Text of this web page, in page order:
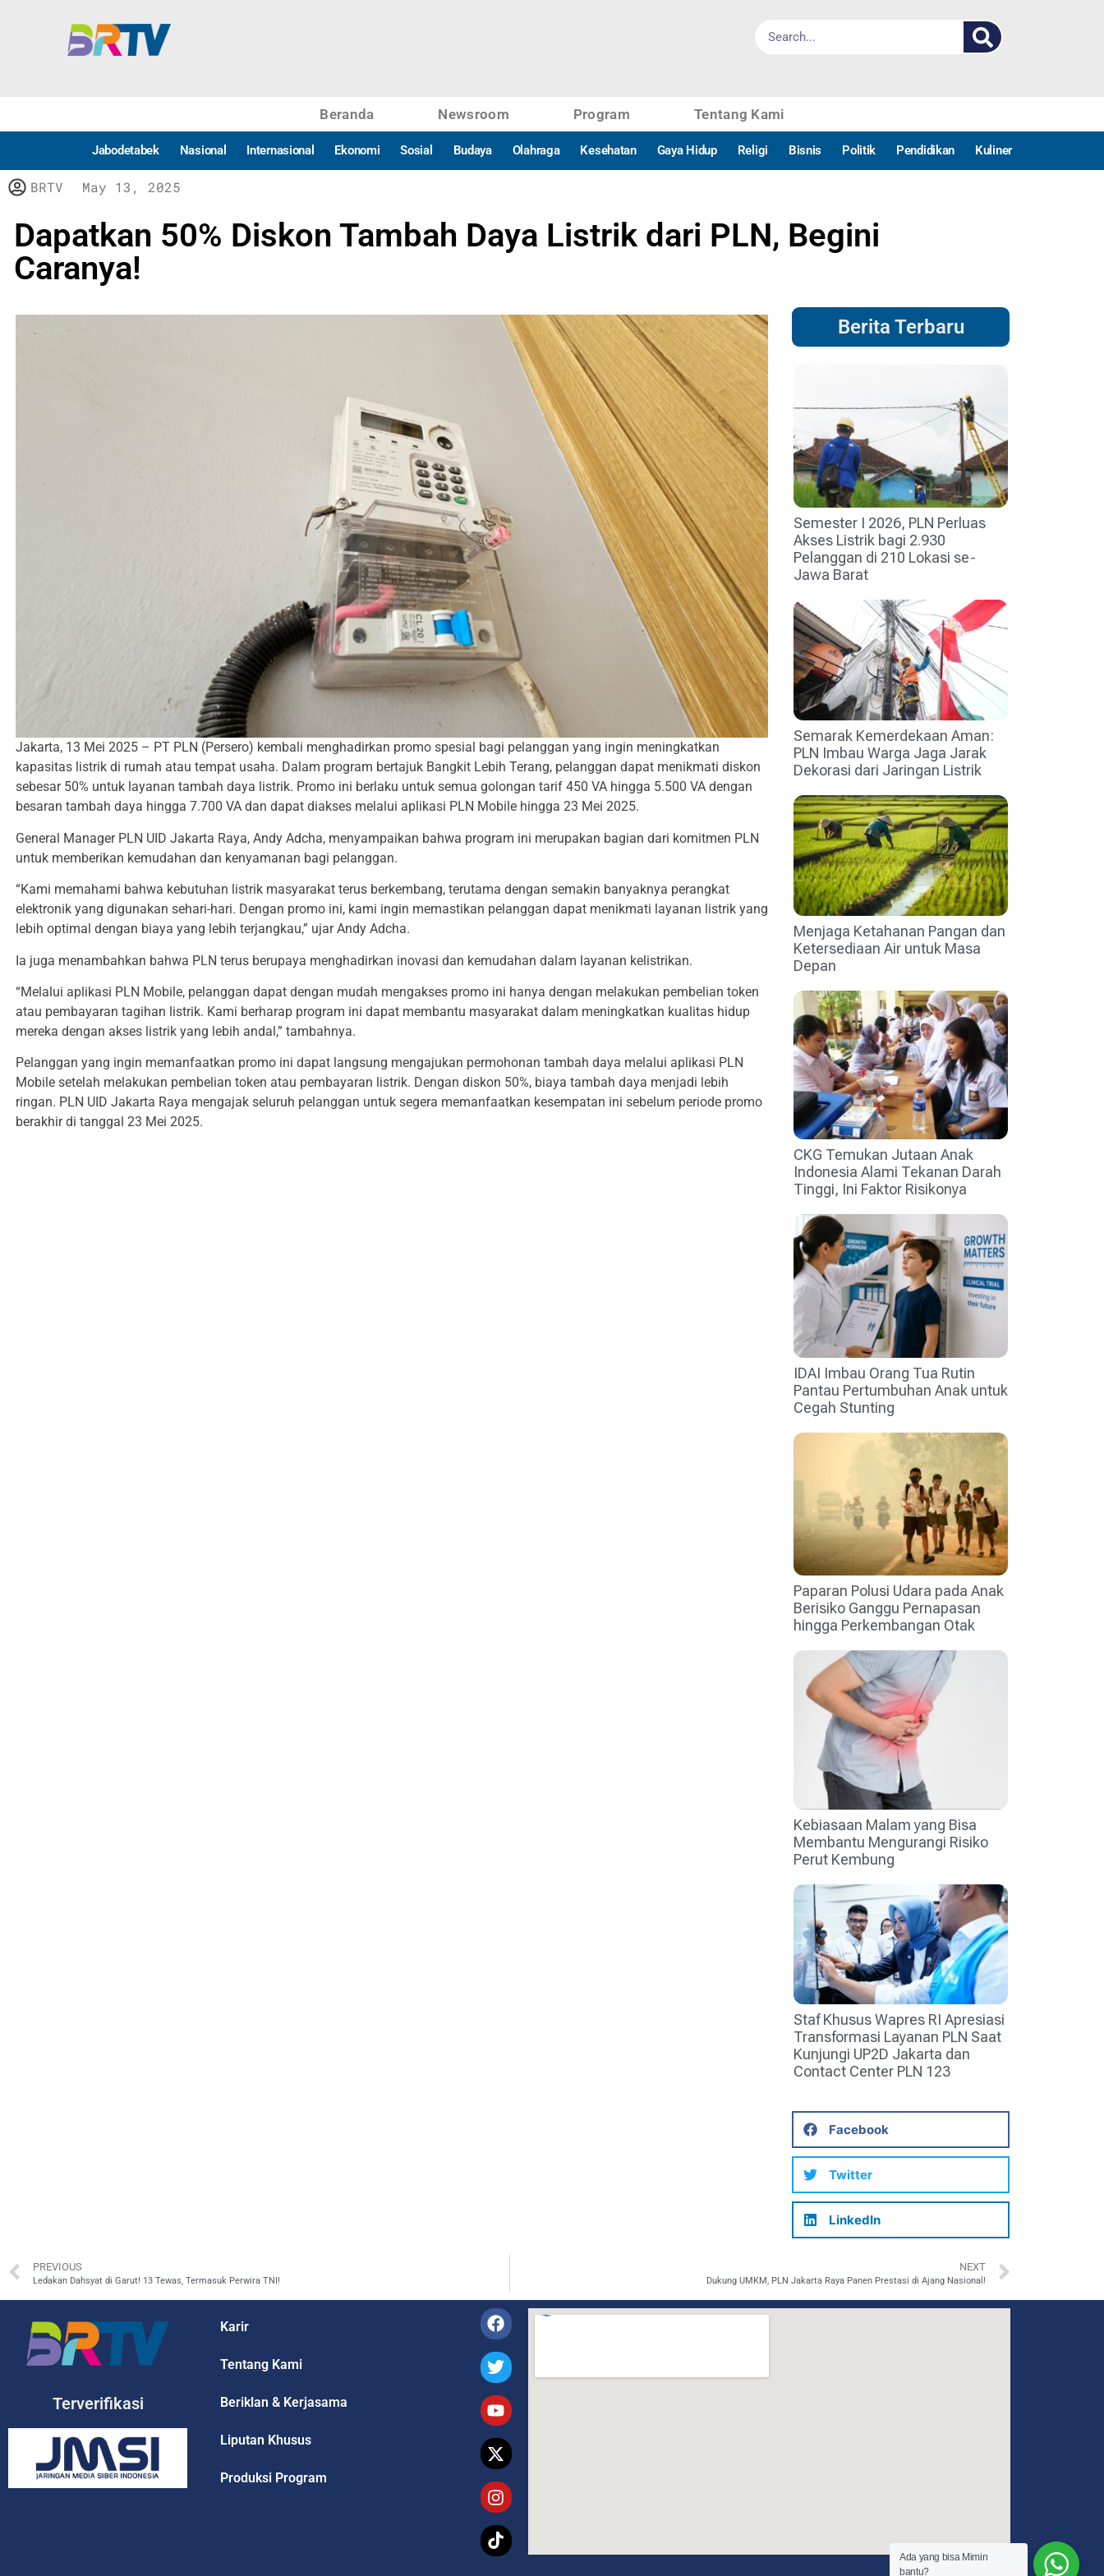
Beranda Newsroom Program Tentang Kami
Jabodetabek Nasional Internasional Ekonomi Sosial Budaya Olahraga Kesehatan Gaya Hidup Religi Bisnis Politik Pendidikan Kuliner
BRTV May 13, 2025
Dapatkan 50% Diskon Tambah Daya Listrik dari PLN, Begini
Caranya!
Jakarta, 13 Mei 2025 – PT PLN (Persero) kembali menghadirkan promo spesial bagi pelanggan yang ingin meningkatkan
kapasitas listrik di rumah atau tempat usaha. Dalam program bertajuk Bangkit Lebih Terang, pelanggan dapat menikmati diskon
sebesar 50% untuk layanan tambah daya listrik. Promo ini berlaku untuk semua golongan tarif 450 VA hingga 5.500 VA dengan
besaran tambah daya hingga 7.700 VA dan dapat diakses melalui aplikasi PLN Mobile hingga 23 Mei 2025.
General Manager PLN UID Jakarta Raya, Andy Adcha, menyampaikan bahwa program ini merupakan bagian dari komitmen PLN
untuk memberikan kemudahan dan kenyamanan bagi pelanggan.
“Kami memahami bahwa kebutuhan listrik masyarakat terus berkembang, terutama dengan semakin banyaknya perangkat
elektronik yang digunakan sehari-hari. Dengan promo ini, kami ingin memastikan pelanggan dapat menikmati layanan listrik yang
lebih optimal dengan biaya yang lebih terjangkau,” ujar Andy Adcha.
Ia juga menambahkan bahwa PLN terus berupaya menghadirkan inovasi dan kemudahan dalam layanan kelistrikan.
“Melalui aplikasi PLN Mobile, pelanggan dapat dengan mudah mengakses promo ini hanya dengan melakukan pembelian token
atau pembayaran tagihan listrik. Kami berharap program ini dapat membantu masyarakat dalam meningkatkan kualitas hidup
mereka dengan akses listrik yang lebih andal,” tambahnya.
Pelanggan yang ingin memanfaatkan promo ini dapat langsung mengajukan permohonan tambah daya melalui aplikasi PLN
Mobile setelah melakukan pembelian token atau pembayaran listrik. Dengan diskon 50%, biaya tambah daya menjadi lebih
ringan. PLN UID Jakarta Raya mengajak seluruh pelanggan untuk segera memanfaatkan kesempatan ini sebelum periode promo
berakhir di tanggal 23 Mei 2025.
Berita Terbaru
Semester I 2026, PLN Perluas
Akses Listrik bagi 2.930
Pelanggan di 210 Lokasi se-
Jawa Barat
Semarak Kemerdekaan Aman:
PLN Imbau Warga Jaga Jarak
Dekorasi dari Jaringan Listrik
Menjaga Ketahanan Pangan dan
Ketersediaan Air untuk Masa
Depan
CKG Temukan Jutaan Anak
Indonesia Alami Tekanan Darah
Tinggi, Ini Faktor Risikonya
IDAI Imbau Orang Tua Rutin
Pantau Pertumbuhan Anak untuk
Cegah Stunting
Paparan Polusi Udara pada Anak
Berisiko Ganggu Pernapasan
hingga Perkembangan Otak
Kebiasaan Malam yang Bisa
Membantu Mengurangi Risiko
Perut Kembung
Staf Khusus Wapres RI Apresiasi
Transformasi Layanan PLN Saat
Kunjungi UP2D Jakarta dan
Contact Center PLN 123
Facebook
Twitter
LinkedIn
PREVIOUS
Ledakan Dahsyat di Garut! 13 Tewas, Termasuk Perwira TNI!
NEXT
Dukung UMKM, PLN Jakarta Raya Panen Prestasi di Ajang Nasional!
Terverifikasi
Karir
Tentang Kami
Beriklan & Kerjasama
Liputan Khusus
Produksi Program
Ada yang bisa Mimin
bantu?